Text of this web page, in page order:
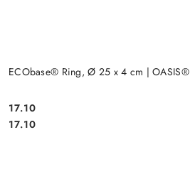
ECObase® Ring, Ø 25 x 4 cm | OASIS®
Cena:
17.10
Cena:
17.10